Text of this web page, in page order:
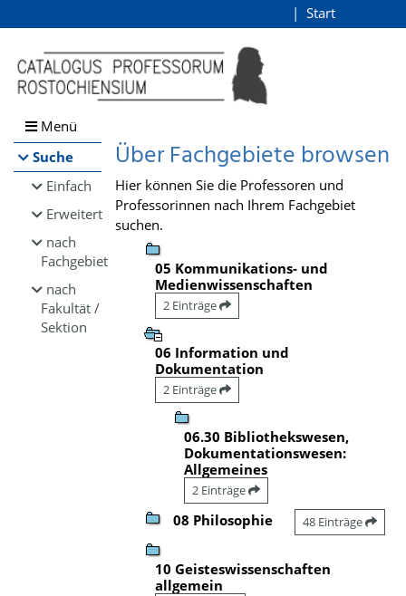
Browsen
direkt zum Inhalt
Start
Menü
Suche
Einfach
Erweitert
nach
Fachgebiet
nach
Fakultät /
Sektion
Über Fachgebiete browsen
Hier können Sie die Professoren und
Professorinnen nach Ihrem Fachgebiet
suchen.
05 Kommunikations- und
Medienwissenschaften
2 Einträge
06 Information und
Dokumentation
2 Einträge
06.30 Bibliothekswesen,
Dokumentationswesen:
Allgemeines
2 Einträge
08 Philosophie 48 Einträge
10 Geisteswissenschaften
allgemein